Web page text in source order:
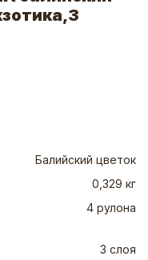
Балийский цветок
0,329 кг
4 рулона
3 слоя